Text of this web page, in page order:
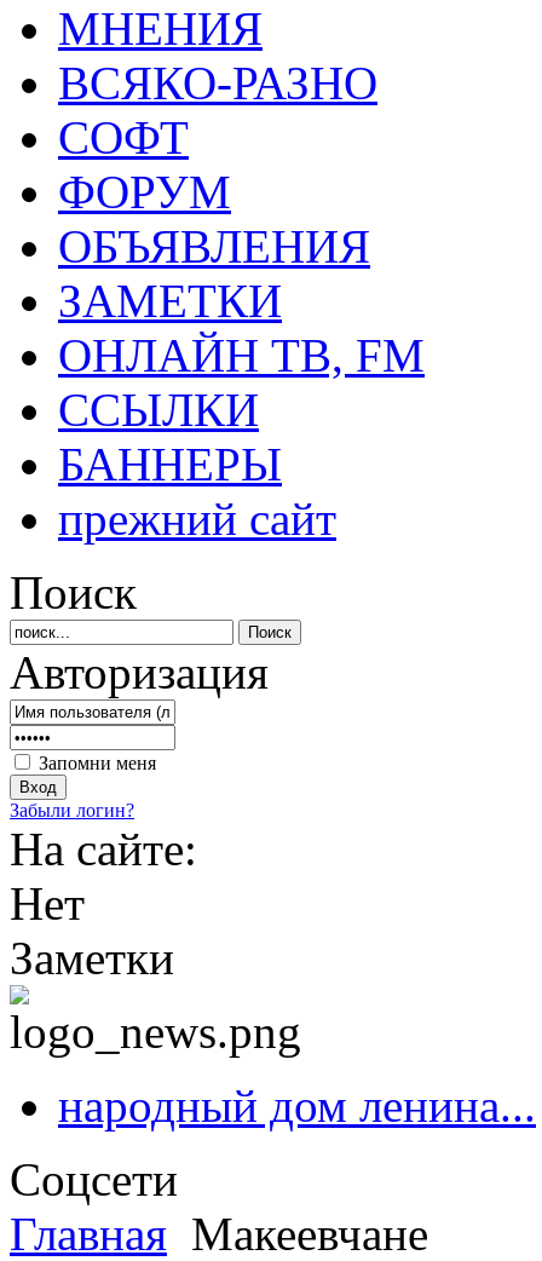
МНЕНИЯ
ВСЯКО-РАЗНО
СОФТ
ФОРУМ
ОБЪЯВЛЕНИЯ
ЗАМЕТКИ
ОНЛАЙН ТВ, FM
ССЫЛКИ
БАННЕРЫ
прежний сайт
Поиск
Авторизация
Запомни меня
Забыли логин?
На сайте:
Нет
Заметки
народный дом ленина...
Соцсети
Главная Макеевчане